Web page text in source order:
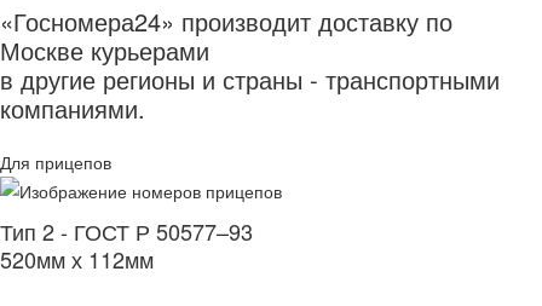
«Госномера24» производит доставку по
Москве курьерами
в другие регионы и страны - транспортными
компаниями.
Для прицепов
Тип 2 - ГОСТ Р 50577–93
520мм х 112мм